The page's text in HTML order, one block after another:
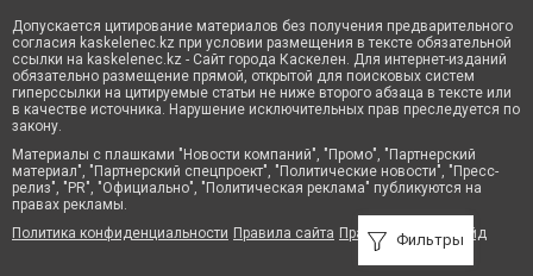
Фильтры
Допускается цитирование материалов без получения предварительного
согласия kaskelenec.kz при условии размещения в тексте обязательной
ссылки на kaskelenec.kz - Сайт города Каскелен. Для интернет-изданий
обязательно размещение прямой, открытой для поисковых систем
гиперссылки на цитируемые статьи не ниже второго абзаца в тексте или
в качестве источника. Нарушение исключительных прав преследуется по
закону.
Материалы с плашками "Новости компаний", "Промо", "Партнерский
материал", "Партнерский спецпроект", "Политические новости", "Пресс-
релиз", "PR", "Официально", "Политическая реклама" публикуются на
правах рекламы.
Политика конфиденциальности Правила сайта Правила классифайд